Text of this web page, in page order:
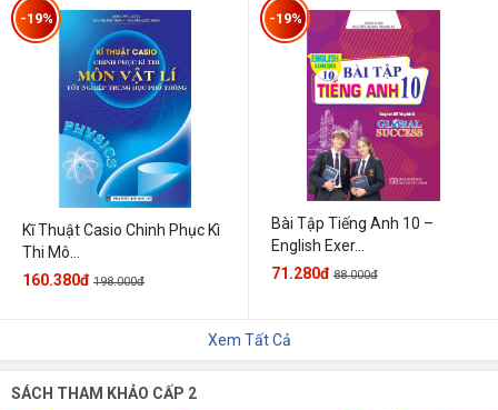
Kĩ Thuật Casio Chinh Phục Kì
Thi Mô...
-19%
160.380đ 198.000đ
Bài Tập Tiếng Anh 10 –
English Exer...
-19%
71.280đ 88.000đ
Xem Tất Cả
SÁCH THAM KHẢO CẤP 2